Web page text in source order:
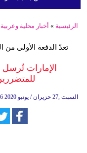
الرئيسية » أخبار محلية
تعدّ الدفعة الأولى من
الإمارات
07:06 2020 السبت ,27 حزيران / يونيو